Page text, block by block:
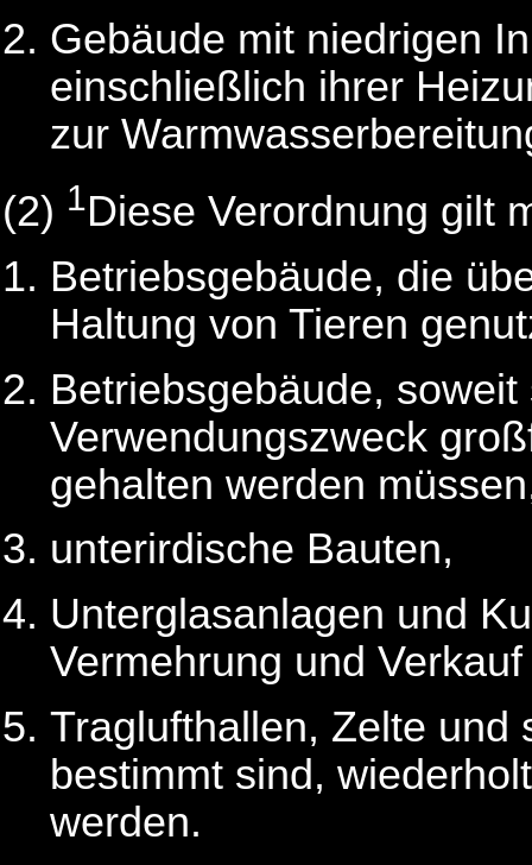
Gebäude mit niedrigen
einschließlich ihrer
zur
(2) 1Diese Verordnung gilt
Betriebsgebäude, die
Haltung von Tieren
Betriebsgebäude,
Verwendungszweck
gehalten werden
unterirdische Bauten,
Unterglasanlagen und
Vermehrung und
Traglufthallen, Zelte und
bestimmt sind,
werden.